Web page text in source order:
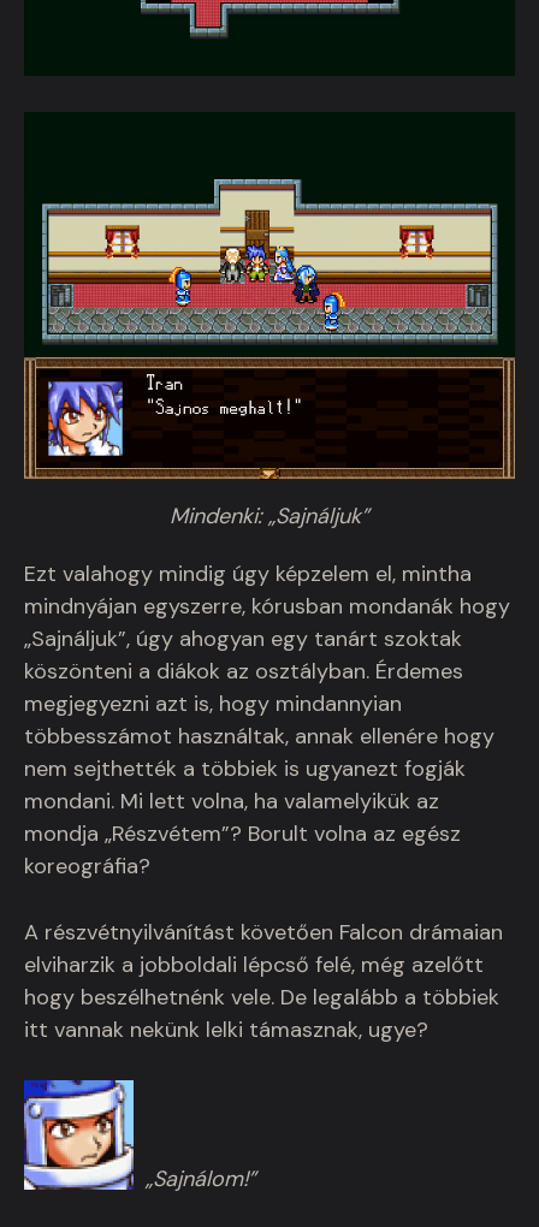
Mindenki: „Sajnáljuk”
Ezt valahogy mindig úgy képzelem el, mintha
mindnyájan egyszerre, kórusban mondanák hogy
„Sajnáljuk”, úgy ahogyan egy tanárt szoktak
köszönteni a diákok az osztályban. Érdemes
megjegyezni azt is, hogy mindannyian
többesszámot használtak, annak ellenére hogy
nem sejthették a többiek is ugyanezt fogják
mondani. Mi lett volna, ha valamelyikük az
mondja „Részvétem”? Borult volna az egész
koreográfia?
A részvétnyilvánítást követően Falcon drámaian
elviharzik a jobboldali lépcső felé, még azelőtt
hogy beszélhetnénk vele. De legalább a többiek
itt vannak nekünk lelki támasznak, ugye?
„Sajnálom!”